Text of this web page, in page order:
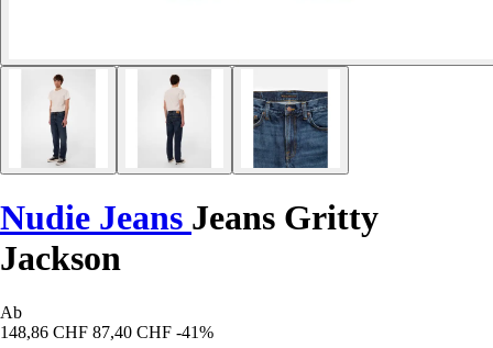
Nudie Jeans Jeans Gritty
Jackson
Ab
148,86 CHF 87,40 CHF -41%